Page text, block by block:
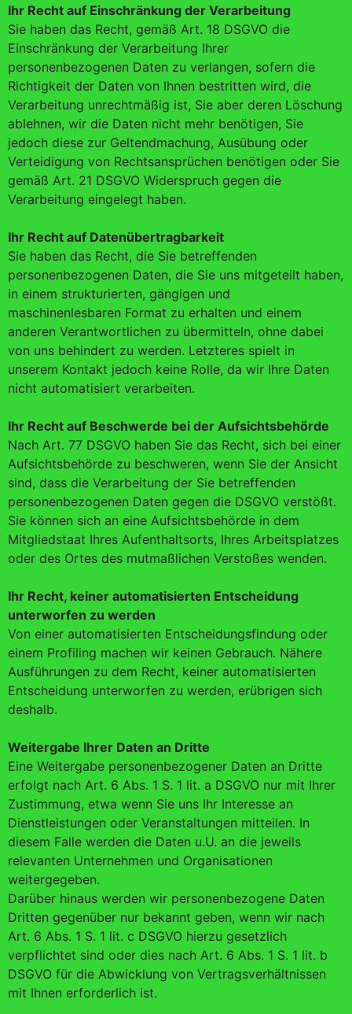
Ihr Recht auf Einschränkung der Verarbeitung
Sie haben das Recht, gemäß Art. 18 DSGVO die
Einschränkung der Verarbeitung Ihrer
personenbezogenen Daten zu verlangen, sofern die
Richtigkeit der Daten von Ihnen bestritten wird, die
Verarbeitung unrechtmäßig ist, Sie aber deren Löschung
ablehnen, wir die Daten nicht mehr benötigen, Sie
jedoch diese zur Geltendmachung, Ausübung oder
Verteidigung von Rechtsansprüchen benötigen oder Sie
gemäß Art. 21 DSGVO Widerspruch gegen die
Verarbeitung eingelegt haben.
Ihr Recht auf Datenübertragbarkeit
Sie haben das Recht, die Sie betreffenden
personenbezogenen Daten, die Sie uns mitgeteilt haben,
in einem strukturierten, gängigen und
maschinenlesbaren Format zu erhalten und einem
anderen Verantwortlichen zu übermitteln, ohne dabei
von uns behindert zu werden. Letzteres spielt in
unserem Kontakt jedoch keine Rolle, da wir Ihre Daten
nicht automatisiert verarbeiten.
Ihr Recht auf Beschwerde bei der Aufsichtsbehörde
Nach Art. 77 DSGVO haben Sie das Recht, sich bei einer
Aufsichtsbehörde zu beschweren, wenn Sie der Ansicht
sind, dass die Verarbeitung der Sie betreffenden
personenbezogenen Daten gegen die DSGVO verstößt.
Sie können sich an eine Aufsichtsbehörde in dem
Mitgliedstaat Ihres Aufenthaltsorts, Ihres Arbeitsplatzes
oder des Ortes des mutmaßlichen Verstoßes wenden.
Ihr Recht, keiner automatisierten Entscheidung
unterworfen zu werden
Von einer automatisierten Entscheidungsfindung oder
einem Profiling machen wir keinen Gebrauch. Nähere
Ausführungen zu dem Recht, keiner automatisierten
Entscheidung unterworfen zu werden, erübrigen sich
deshalb.
Weitergabe Ihrer Daten an Dritte
Eine Weitergabe personenbezogener Daten an Dritte
erfolgt nach Art. 6 Abs. 1 S. 1 lit. a DSGVO nur mit Ihrer
Zustimmung, etwa wenn Sie uns Ihr Interesse an
Dienstleistungen oder Veranstaltungen mitteilen. In
diesem Falle werden die Daten u.U. an die jeweils
relevanten Unternehmen und Organisationen
weitergegeben.
Darüber hinaus werden wir personenbezogene Daten
Dritten gegenüber nur bekannt geben, wenn wir nach
Art. 6 Abs. 1 S. 1 lit. c DSGVO hierzu gesetzlich
verpflichtet sind oder dies nach Art. 6 Abs. 1 S. 1 lit. b
DSGVO für die Abwicklung von Vertragsverhältnissen
mit Ihnen erforderlich ist.